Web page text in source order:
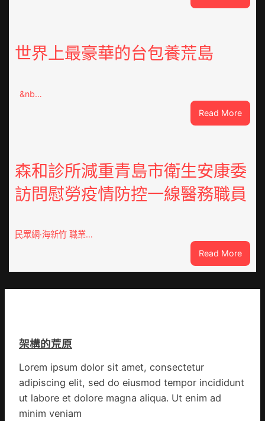
指
工
秀
傳
費
用
梯
間
性
侵
世界上最豪華的台包養荒島
&nb…
Read More:
世
最
豪
華
的
養
荒
島
森和診所減重青島市衛生安康委
訪問慰勞疫情防控一線醫務職員
民眾網·海新竹 職業…
Read More:
森
診
衛
架構的荒原
Lorem ipsum dolor sit amet, consectetur
adipiscing elit, sed do eiusmod tempor incididunt
ut labore et dolore magna aliqua. Ut enim ad
minim veniam